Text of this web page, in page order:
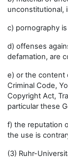
unconstitutional,
c) pornography
d) offenses
defamation, are
e) or the content
Criminal Code,
Copyright Act,
particular these
f) the reputation
the use is
(3) Ruhr-